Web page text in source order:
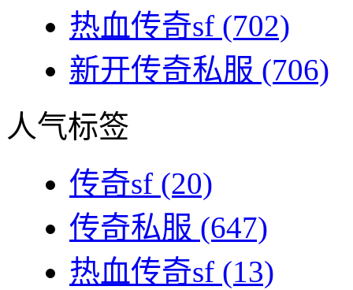
热血传奇sf (702)
新开传奇私服 (706)
人气标签
传奇sf (20)
传奇私服 (647)
热血传奇sf (13)